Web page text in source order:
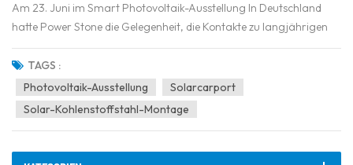
Am 23. Juni im Smart Photovoltaik-Ausstellung In Deutschland
hatte Power Stone die Gelegenheit, die Kontakte zu langjährigen
Partnern wieder aufzunehmen und viele neue Kunden aus der
globalen Solarbranche kennenzulernen.Während der gesamten
Messe führte unser Team produktive Gespräche mit EPC-Untern...
TAGS :
Photovoltaik-Ausstellung
Solarcarport
Solar-Kohlenstoffstahl-Montage